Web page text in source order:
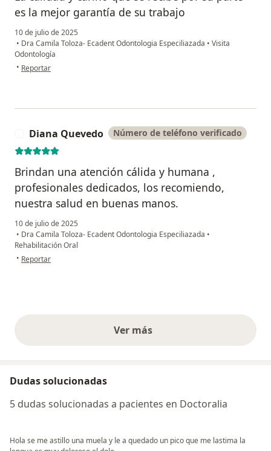
es la mejor garantía de su trabajo
10 de julio de 2025
• Dra Camila Toloza- Ecadent Odontologia Especiliazada • Visita
Odontología
• en opinión del usuario Andrés Arango
Reportar
Diana Quevedo Número de teléfono verificado
Brindan una atención cálida y humana ,
profesionales dedicados, los recomiendo,
nuestra salud en buenas manos.
10 de julio de 2025
• Dra Camila Toloza- Ecadent Odontologia Especiliazada •
Rehabilitación Oral
• en opinión del usuario Diana Quevedo
Reportar
Ver másopiniones anteriores
Dudas solucionadas
5 dudas solucionadas a pacientes en Doctoralia
Hola se me astillo una muela y le a quedado un pico que me lastima la